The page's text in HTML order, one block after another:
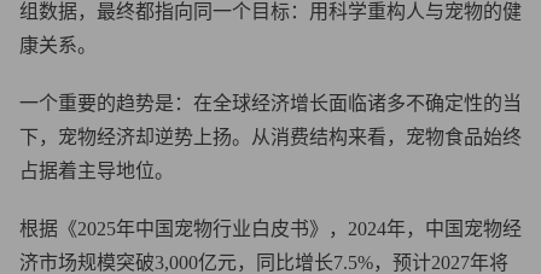
组数据，最终都指向同一个目标：用科学重构人与宠物的健
康关系。
一个重要的趋势是：在全球经济增长面临诸多不确定性的当
下，宠物经济却逆势上扬。从消费结构来看，宠物食品始终
占据着主导地位。
根据《2025年中国宠物行业白皮书》，2024年，中国宠物经
济市场规模突破3,000亿元，同比增长7.5%，预计2027年将